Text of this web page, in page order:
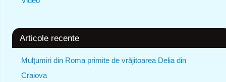
Articole recente
Mulţumiri din Roma primite de vrăjitoarea Delia din
Craiova